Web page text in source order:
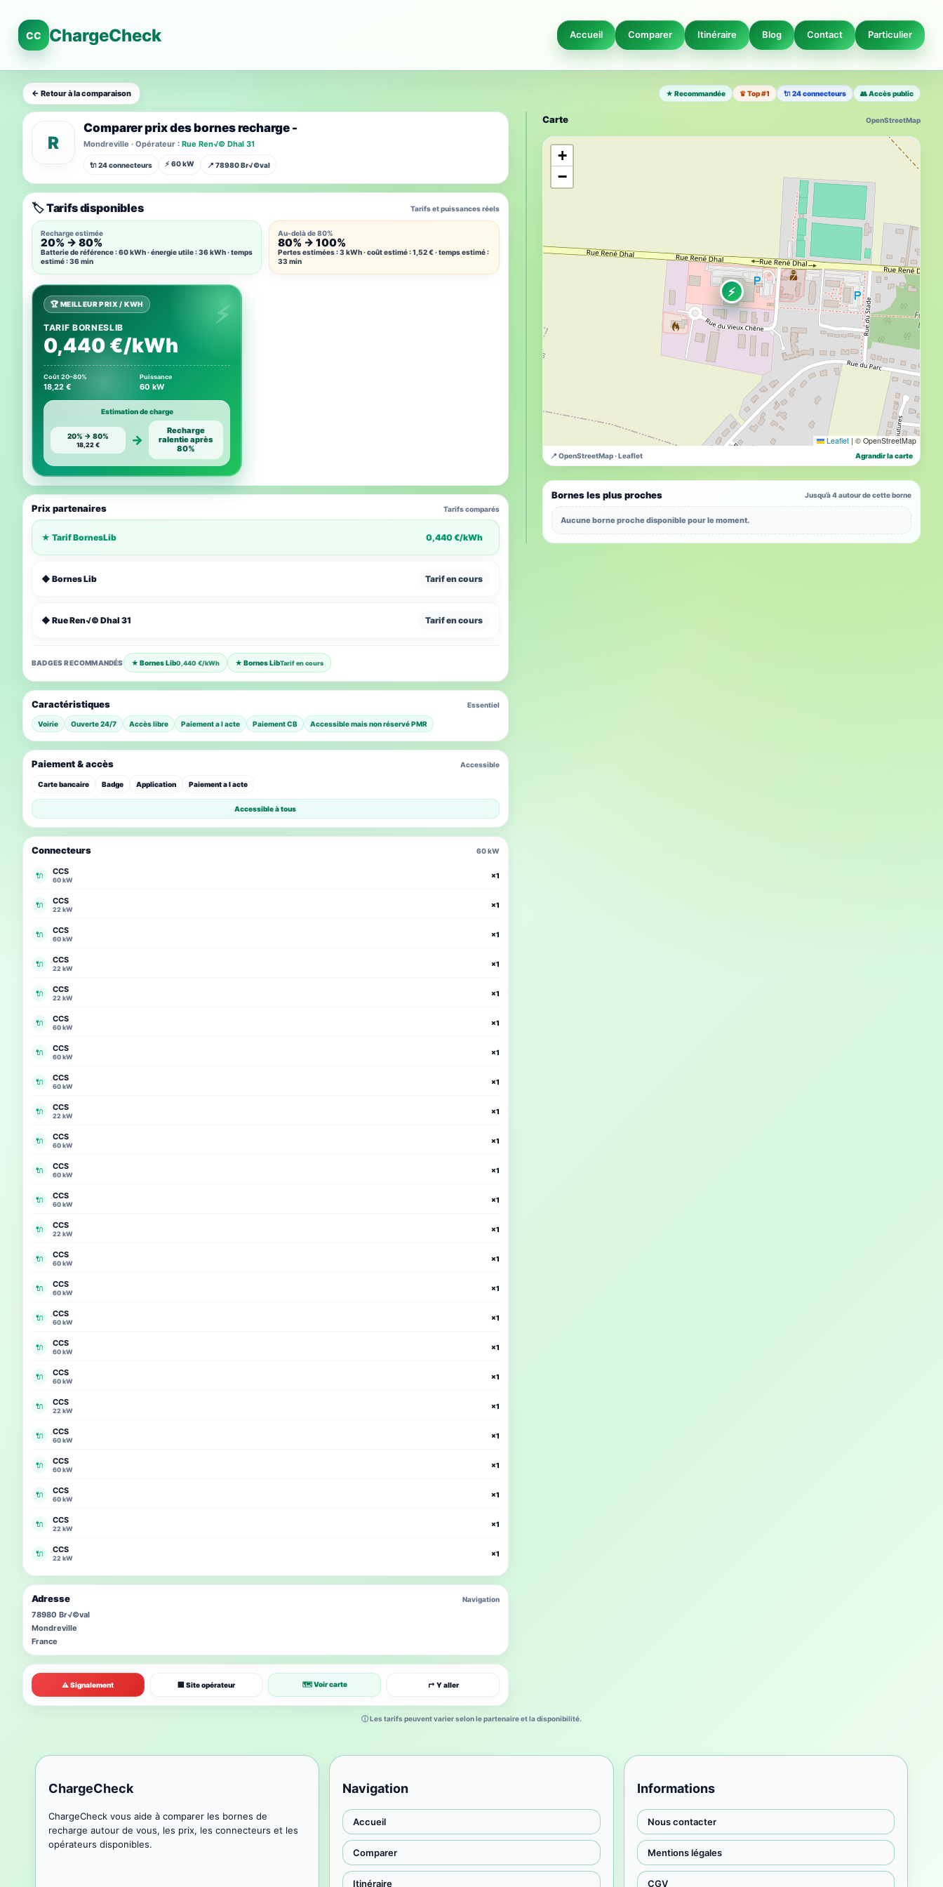
CC ChargeCheck Accueil Comparer Itinéraire Blog Contact Particulier
← Retour à la comparaison ★ Recommandée ♛ Top #1 🔌 24 connecteurs 👥 Accès public
R
Comparer prix des bornes recharge -
Mondreville · Opérateur : Rue Ren√© Dhal 31
🔌 24 connecteurs ⚡ 60 kW 📍 78980 Br√©val
Carte OpenStreetMap
⚡
+
−
Leaflet | © OpenStreetMap
📍 OpenStreetMap · Leaflet Agrandir la carte
Bornes les plus proches Jusqu’à 4 autour de cette borne
Aucune borne proche disponible pour le moment.
🏷️ Tarifs disponibles Tarifs et puissances réels
Recharge estimée
20% → 80%
Batterie de référence : 60 kWh · énergie utile : 36 kWh · temps
estimé : 36 min
Au-delà de 80%
80% → 100%
Pertes estimées : 3 kWh · coût estimé : 1,52 € · temps estimé :
33 min
🏆 MEILLEUR PRIX / KWH
TARIF BORNESLIB
0,440 €/kWh
Coût 20–80%
18,22 €
Puissance
60 kW
Estimation de charge
20% → 80%
18,22 € →
Recharge
ralentie après
80%
Prix partenaires Tarifs comparés
★ Tarif BornesLib 0,440 €/kWh
◆ Bornes Lib Tarif en cours
◆ Rue Ren√© Dhal 31 Tarif en cours
BADGES RECOMMANDÉS ★ Bornes Lib0,440 €/kWh ★ Bornes LibTarif en cours
⚠ Signalement 🏢 Site opérateur 🗺 Voir carte ↱ Y aller
Caractéristiques Essentiel
Voirie Ouverte 24/7 Accès libre Paiement a l acte Paiement CB Accessible mais non réservé PMR
Connecteurs 60 kW
🔌 CCS
60 kW
×1
🔌 CCS
22 kW
×1
🔌 CCS
60 kW
×1
🔌 CCS
22 kW
×1
🔌 CCS
22 kW
×1
🔌 CCS
60 kW
×1
🔌 CCS
60 kW
×1
🔌 CCS
60 kW
×1
🔌 CCS
22 kW
×1
🔌 CCS
60 kW
×1
🔌 CCS
60 kW
×1
🔌 CCS
60 kW
×1
🔌 CCS
22 kW
×1
🔌 CCS
60 kW
×1
🔌 CCS
60 kW
×1
🔌 CCS
60 kW
×1
🔌 CCS
60 kW
×1
🔌 CCS
60 kW
×1
🔌 CCS
22 kW
×1
🔌 CCS
60 kW
×1
🔌 CCS
60 kW
×1
🔌 CCS
60 kW
×1
🔌 CCS
22 kW
×1
🔌 CCS
22 kW
×1
Paiement & accès Accessible
Carte bancaire Badge Application Paiement a l acte
Accessible à tous
Adresse Navigation
78980 Br√©val
Mondreville
France
ⓘ Les tarifs peuvent varier selon le partenaire et la disponibilité.
ChargeCheck
ChargeCheck vous aide à comparer les bornes de
recharge autour de vous, les prix, les connecteurs et les
opérateurs disponibles.
Navigation
Accueil
Comparer
Itinéraire
Informations
Nous contacter
Mentions légales
CGV